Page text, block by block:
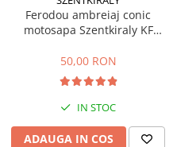
Ferodou ambreiaj conic
motosapa Szentkiraly KF
50,00 RON
IN STOC
ADAUGA IN COS